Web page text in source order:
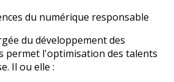
du numérique responsable
du développement des
permet l'optimisation des talents
Il ou elle :